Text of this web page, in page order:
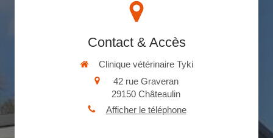
Contact & Accès
Clinique vétérinaire Tyki
42 rue Graveran
29150 Châteaulin
Afficher le téléphone